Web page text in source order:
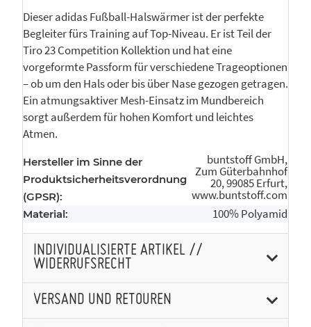
Dieser adidas Fußball-Halswärmer ist der perfekte
Begleiter fürs Training auf Top-Niveau. Er ist Teil der
Tiro 23 Competition Kollektion und hat eine
vorgeformte Passform für verschiedene Trageoptionen
– ob um den Hals oder bis über Nase gezogen getragen.
Ein atmungsaktiver Mesh-Einsatz im Mundbereich
sorgt außerdem für hohen Komfort und leichtes
Atmen.
Hersteller im Sinne der
Produktsicherheitsverordnung
(GPSR):
buntstoff GmbH,
Zum Güterbahnhof
20, 99085 Erfurt,
www.buntstoff.com
Material: 100% Polyamid
INDIVIDUALISIERTE ARTIKEL //
WIDERRUFSRECHT
VERSAND UND RETOUREN